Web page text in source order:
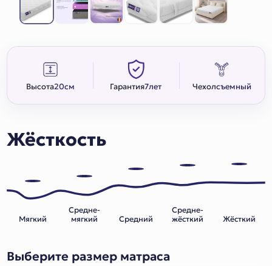
Выберите размер матраса
Высота20см Гарантия7лет Чехолсъемный
Жёсткость
Мягкий
Средне-
мягкий
Средний
Средне-
жёсткий
Жёсткий